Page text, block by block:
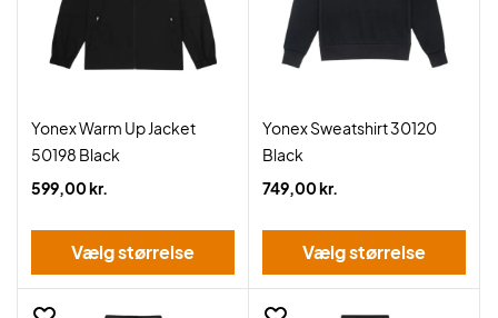
Yonex Warm Up Jacket
50198 Black
599,00 kr.
Vælg størrelse
Yonex Sweatshirt 30120
Black
749,00 kr.
Vælg størrelse